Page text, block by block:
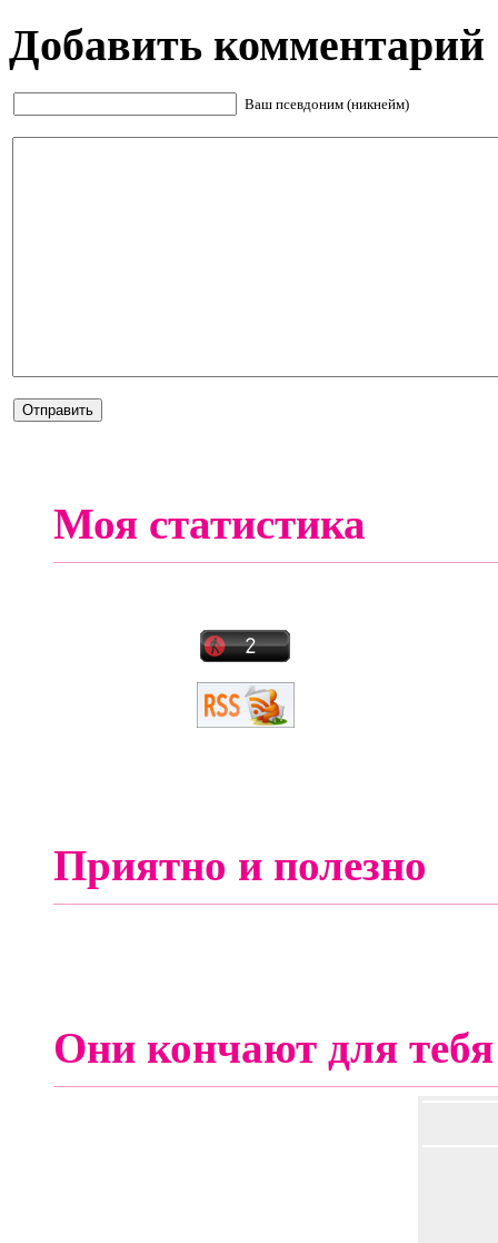
Добавить комментарий
Ваш псевдоним (никнейм)
Моя статистика
Приятно и полезно
Они кончают для тебя